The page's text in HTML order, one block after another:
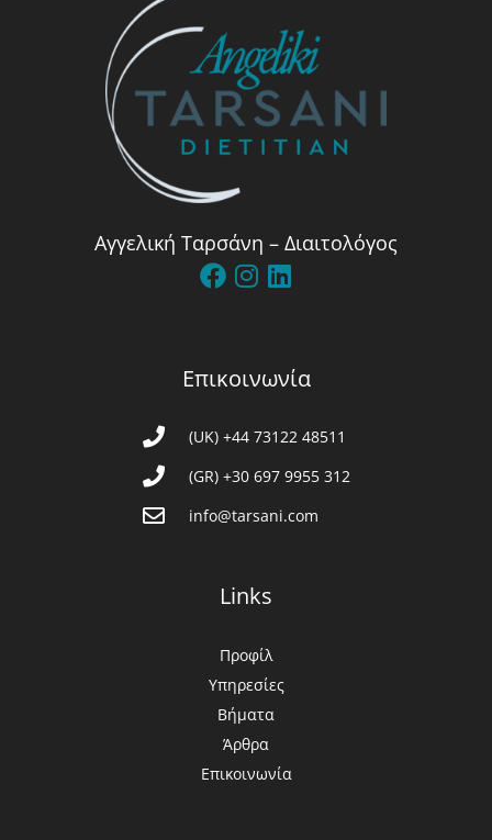
Αγγελική Ταρσάνη – Διαιτολόγος
Επικοινωνία
(UK) +44 73122 48511
(GR) +30 697 9955 312
info@tarsani.com
Links
Προφίλ
Υπηρεσίες
Βήματα
Άρθρα
Επικοινωνία